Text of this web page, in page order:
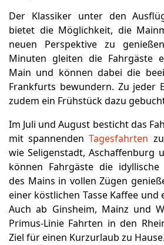
Der Klassiker unter den
bietet die Möglichkeit, die
neuen Perspektive zu
Minuten gleiten die Fahrgäste
Main und können dabei die
Frankfurts bewundern. Zu jeder
zudem ein Frühstück dazu
Im Juli und August besticht das
mit spannendenTagesfahrten
wie Seligenstadt, Aschaffenburg
können Fahrgäste die
des Mains in vollen Zügen
einer köstlichen Tasse Kaffee und
Auch ab Ginsheim, Mainz und
Primus-Linie Fahrten in den
Ziel für einen Kurzurlaub zu Hause.